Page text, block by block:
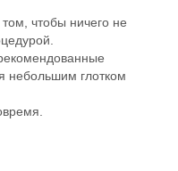
чтобы ничего не
небольшим глотком